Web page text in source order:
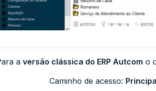
a versão clássica do ERP Autcom o
Caminho de acesso: